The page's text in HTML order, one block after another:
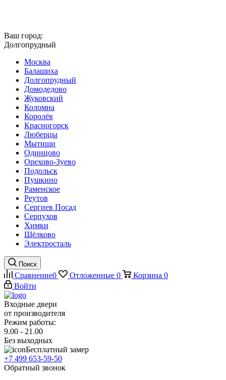
Ваш город:
Долгопрудный
Москва
Балашиха
Долгопрудный
Домодедово
Жуковский
Коломна
Королёв
Красногорск
Люберцы
Мытищи
Одинцово
Орехово-Зуево
Подольск
Пушкино
Раменское
Реутов
Сергиев Посад
Серпухов
Химки
Щёлково
Электросталь
Поиск
Сравнение0 Отложенные 0 Корзина 0
Войти
Входные двери
от производителя
Режим работы:
9.00 - 21.00
Без выходных
Бесплатный замер
+7 499 653-59-50
Обратный звонок